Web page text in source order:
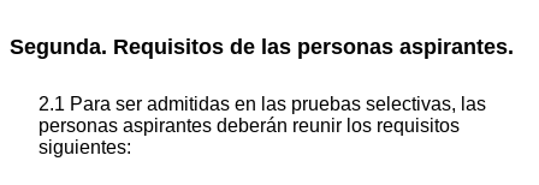
Segunda. Requisitos de las personas aspirantes.
2.1 Para ser admitidas en las pruebas selectivas, las
personas aspirantes deberán reunir los requisitos
siguientes: